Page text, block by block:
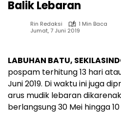
Balik Lebaran
Rin Redaksi
1 Min Baca
Jumat, 7 Juni 2019
LABUHAN BATU,
pospam terhitung 13 hari
Juni 2019. Di waktu ini juga
arus mudik lebaran
berlangsung 30 Mei hingga